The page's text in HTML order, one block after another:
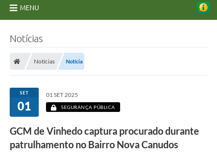
MENU
Licitações
Transparência
Concursos e Processos Seletivos
Inclusão e Acessibilidade
Notícias
Notícias Notícia
SET
01
01 SET 2025
SEGURANÇA PÚBLICA
GCM de Vinhedo captura procurado durante
patrulhamento no Bairro Nova Canudos